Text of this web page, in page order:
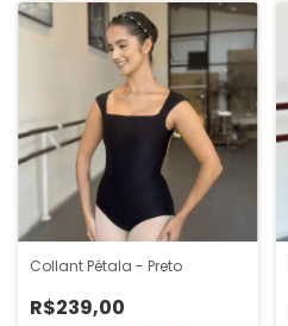
Collant Pétala - Preto
R$239,00